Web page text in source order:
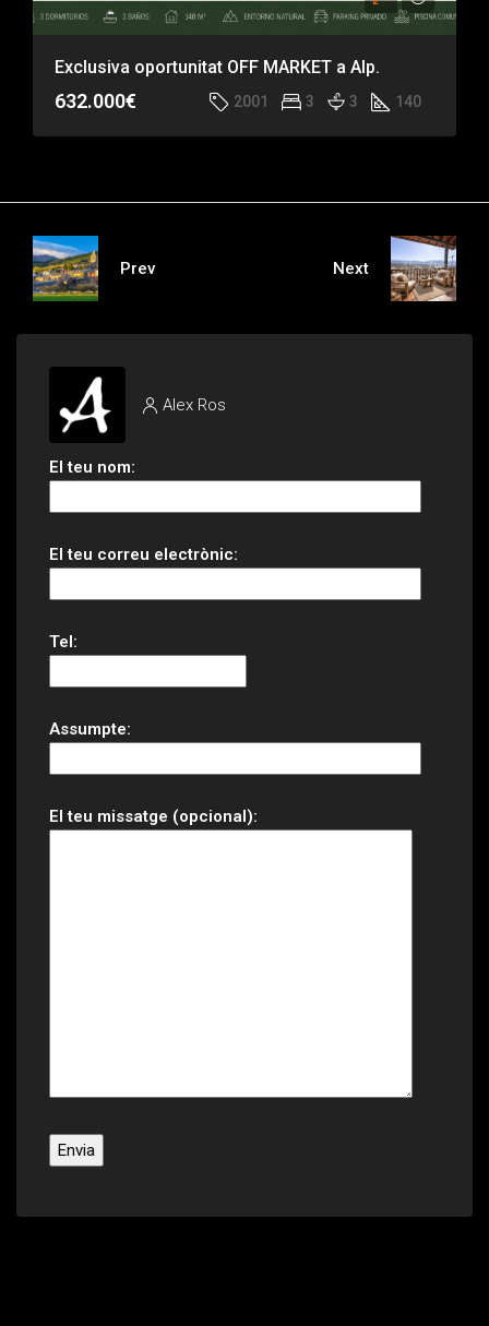
Exclusiva oportunitat OFF MARKET a Alp.
632.000€ 2001 3 3 140
Prev Next
Alex Ros
El teu nom:
El teu correu electrònic:
Tel:
Assumpte:
El teu missatge (opcional):